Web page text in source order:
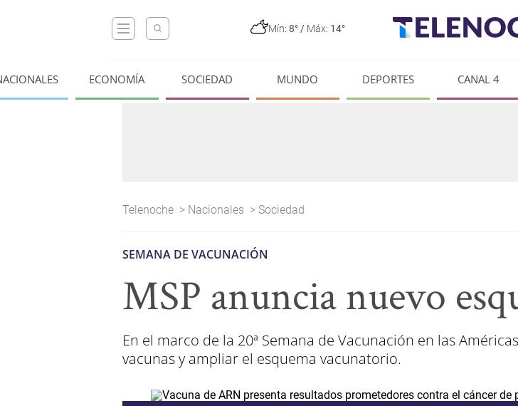
Mín: 8° / Máx: 14°
ECONOMÍA SOCIEDAD MUNDO DEPORTES CANAL 4
Telenoche > Nacionales > Sociedad
SEMANA DE VACUNACIÓN
MSP anuncia nuevo
En el marco de la 20ª Semana de Vacunación en las
vacunas y ampliar el esquema vacunatorio.